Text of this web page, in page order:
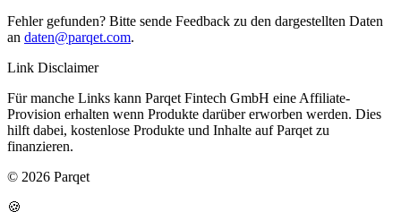
Fehler gefunden? Bitte sende Feedback zu den dargestellten Daten
an daten@parqet.com.
Link Disclaimer
Für manche Links kann Parqet Fintech GmbH eine Affiliate-
Provision erhalten wenn Produkte darüber erworben werden. Dies
hilft dabei, kostenlose Produkte und Inhalte auf Parqet zu
finanzieren.
© 2026 Parqet
🍪